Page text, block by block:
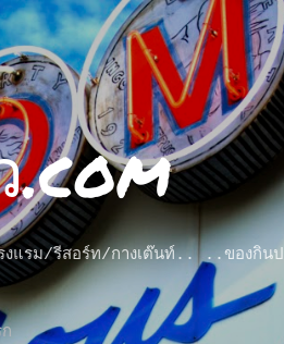
าหลัก
รงแรม/รีสอร์ท/กางเต๊นท์.. ..ของกิ